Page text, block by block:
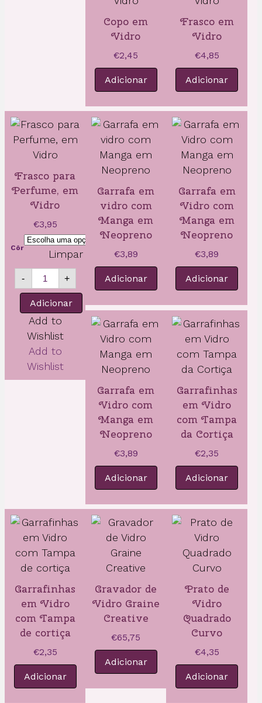
Copo em
Vidro
€2,45
Adicionar
Frasco em
Vidro
€4,85
Adicionar
Frasco para
Perfume, em
Vidro
€3,95
Côr Limpar
-
Quantidade
de
Frasco
para
Perfume,
em
Vidro
+
Adicionar
Add to
Wishlist
Add to
Wishlist
Garrafa em
vidro com
Manga em
Neopreno
€3,89
Adicionar
Garrafa em
Vidro com
Manga em
Neopreno
€3,89
Adicionar
Garrafa em
Vidro com
Manga em
Neopreno
€3,89
Adicionar
Garrafinhas
em Vidro
com Tampa
da Cortiça
€2,35
Adicionar
Garrafinhas
em Vidro
com Tampa
de cortiça
€2,35
Adicionar
Gravador de
Vidro Graine
Creative
€65,75
Adicionar
Prato de
Vidro
Quadrado
Curvo
€4,35
Adicionar